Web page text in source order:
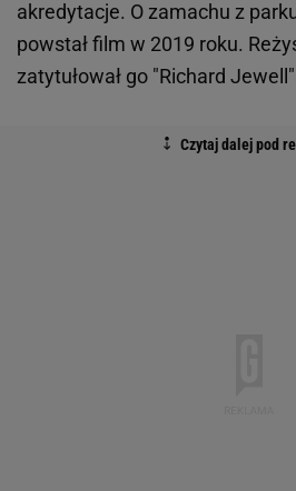
akredytacje. O zamachu z
powstał film w 2019 roku.
zatytułował go "Richard